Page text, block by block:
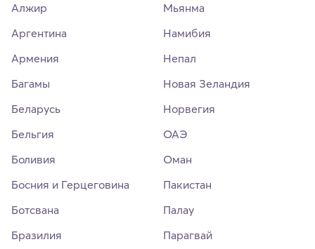
Алжир
Аргентина
Армения
Багамы
Беларусь
Бельгия
Боливия
Босния и Герцеговина
Ботсвана
Бразилия
Мьянма
Намибия
Непал
Новая Зеландия
Норвегия
ОАЭ
Оман
Пакистан
Палау
Парагвай